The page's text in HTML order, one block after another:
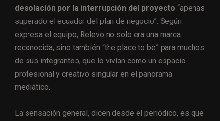
desolación por la interrupción del proyecto “apenas
superado el ecuador del plan de negocio”. Según
expresa el equipo, Relevo no solo era una marca
reconocida, sino también “the place to be” para muchos
de sus integrantes, que lo vivían como un espacio
profesional y creativo singular en el panorama
mediático.
La sensación general, dicen desde el periódico, es que